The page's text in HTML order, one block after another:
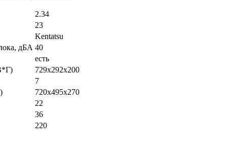
2.34
23
Kentatsu
дБА 40
есть
729x292x200
7
720x495x270
22
36
220